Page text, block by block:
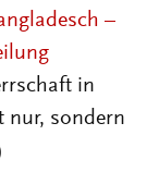
–
in
nur, sondern